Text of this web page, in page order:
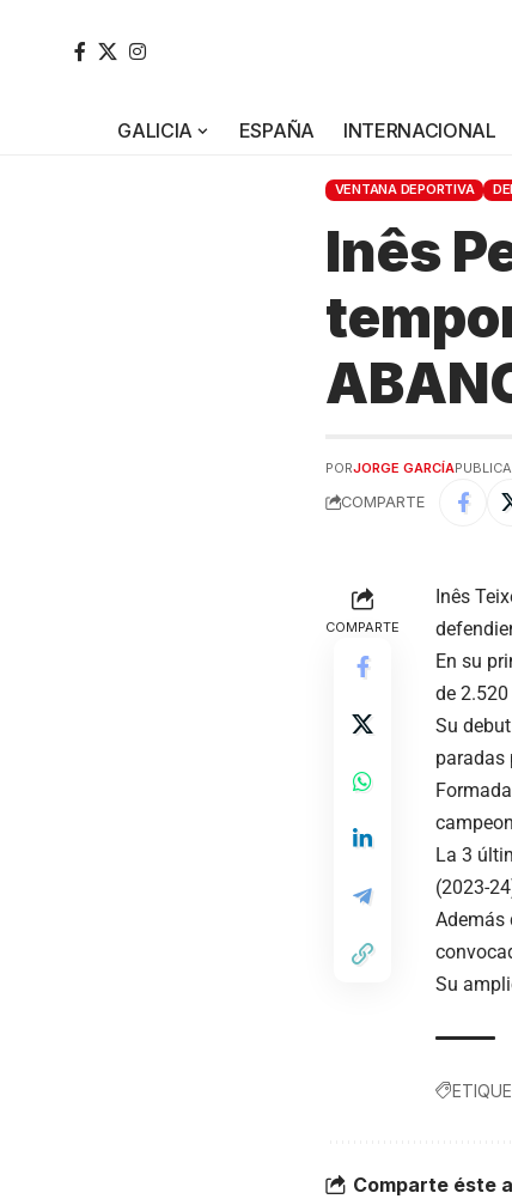
GALICIA ESPAÑA INTERNACIONAL
VENTANA DEPORTIVA
Inês
PORJORGE GARCÍA
COMPARTE
COMPARTE
Inês
En su
de
Su
paradas
La 3
(2023-
Además
Su
Comparte éste